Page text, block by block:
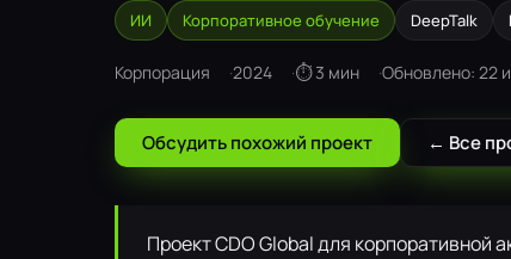
ИИ Корпоративное обучение DeepTalk
Корпорация 2024 ⏱ 3 мин Обновлено: 22
Обсудить похожий проект ← Все
Проект CDO Global для